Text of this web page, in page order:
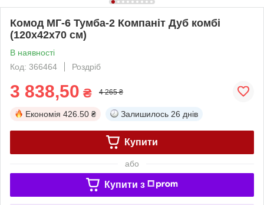
Комод МГ-6 Тумба-2 Компаніт Дуб комбі
(120х42х70 см)
В наявності
Код: 366464
Роздріб
3 838,50 ₴ 4 265 ₴
Економія 426.50 ₴ Залишилось 26 днів
Купити
або
Купити з